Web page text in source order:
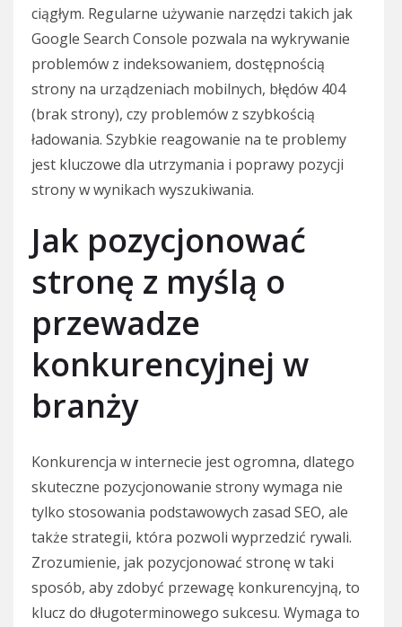
ciągłym. Regularne używanie narzędzi takich jak
Google Search Console pozwala na wykrywanie
problemów z indeksowaniem, dostępnością
strony na urządzeniach mobilnych, błędów 404
(brak strony), czy problemów z szybkością
ładowania. Szybkie reagowanie na te problemy
jest kluczowe dla utrzymania i poprawy pozycji
strony w wynikach wyszukiwania.
Jak pozycjonować
stronę z myślą o
przewadze
konkurencyjnej w
branży
Konkurencja w internecie jest ogromna, dlatego
skuteczne pozycjonowanie strony wymaga nie
tylko stosowania podstawowych zasad SEO, ale
także strategii, która pozwoli wyprzedzić rywali.
Zrozumienie, jak pozycjonować stronę w taki
sposób, aby zdobyć przewagę konkurencyjną, to
klucz do długoterminowego sukcesu. Wymaga to